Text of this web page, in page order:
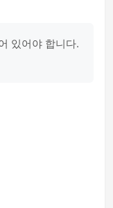
있어야 합니다.